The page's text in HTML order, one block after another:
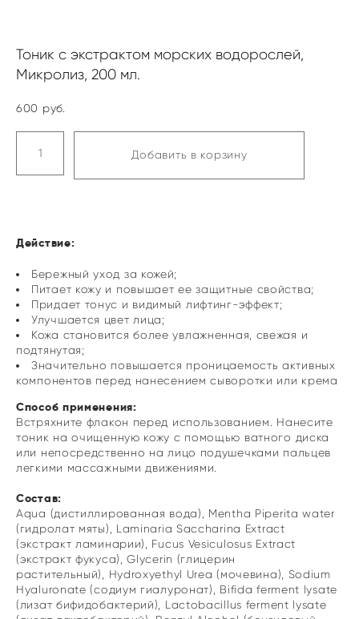
Тоник с экстрактом морских водорослей,
Микролиз, 200 мл.
600 pуб.
Добавить в корзину
Действие:
Бережный уход за кожей;
Питает кожу и повышает ее защитные свойства;
Придает тонус и видимый лифтинг-эффект;
Улучшается цвет лица;
Кожа становится более увлажненная, свежая и
подтянутая;
Значительно повышается проницаемость активных
компонентов перед нанесением сыворотки или крема
Способ применения:
Встряхните флакон перед использованием. Нанесите
тоник на очищенную кожу с помощью ватного диска
или непосредственно на лицо подушечками пальцев
легкими массажными движениями.
Состав:
Aqua (дистиллированная вода), Mentha Piperita water
(гидролат мяты), Laminaria Saccharina Extract
(экстракт ламинарии), Fucus Vesiculosus Extract
(экстракт фукуса), Glycerin (глицерин
растительный), Hydroxyethyl Urea (мочевина), Sodium
Hyaluronate (содиум гиалуронат), Bifida ferment lysate
(лизат бифидобактерий), Lactobacillus ferment lysate